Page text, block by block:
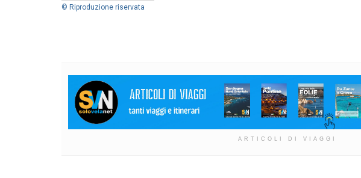
© Riproduzione riservata
ARTICOLI DI VIAGGI